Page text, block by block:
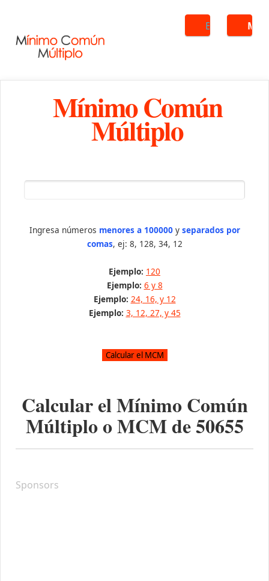
Buscar
Mínimo Común
Múltiplo
Ingresa números menores a 100000y separados por
comas, ej: 8, 128, 34, 12
Ejemplo: 120
Ejemplo: 6 y 8
Ejemplo: 24, 16, y 12
Ejemplo: 3, 12, 27, y 45
Calcular el Mínimo Común
Múltiplo o MCM de50655
Sponsors